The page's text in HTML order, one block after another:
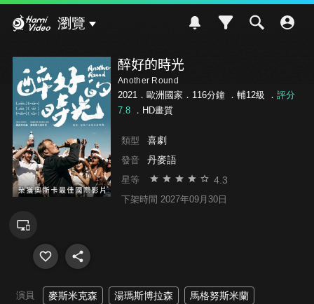
瀏覽
醉好的時光
Another Round
2021．歐洲國家．116分鐘 ． 輔12級 ． 評分
7.8．HD畫質
類型 喜劇
發音 丹麥語
星等 4.3
下架時間 2027年09月30日
演員 麥斯米克森 湯瑪斯博拉森
馬格努斯米蘭